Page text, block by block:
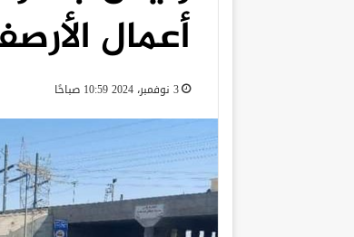
أعمال
3 نوفمبر، 2024 10:59 صباحًا